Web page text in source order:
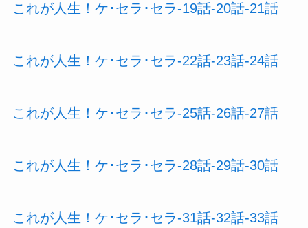
これが人生！ケ･セラ･セラ-19話-20話-21話
これが人生！ケ･セラ･セラ-22話-23話-24話
これが人生！ケ･セラ･セラ-25話-26話-27話
これが人生！ケ･セラ･セラ-28話-29話-30話
これが人生！ケ･セラ･セラ-31話-32話-33話